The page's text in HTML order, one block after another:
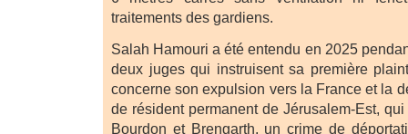
traitements des gardiens.
Salah Hamouri a été entendu en 2025
deux juges qui instruisent sa première
concerne son expulsion vers la France et la
de résident permanent de Jérusalem-Est,
Bourdon et Brengarth, un crime de